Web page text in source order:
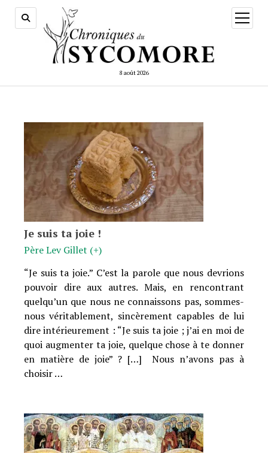
8 août 2026
ouvrir
menu
Je suis ta joie !
Père Lev Gillet (+)
“Je suis ta joie.” C’est la parole que nous devrions
pouvoir dire aux autres. Mais, en rencontrant
quelqu’un que nous ne connaissons pas, sommes-
nous véritablement, sincèrement capables de lui
dire intérieurement : “Je suis ta joie ; j’ai en moi de
quoi augmenter ta joie, quelque chose à te donner
en matière de joie” ? […] Nous n’avons pas à
choisir …